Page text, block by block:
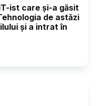
ist care și-a găsit
de astăzi
și a intrat în